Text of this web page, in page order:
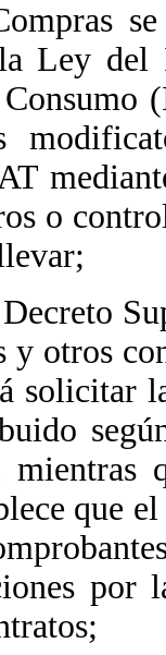
Ley del
o
y otros
solicitar
que